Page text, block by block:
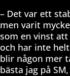
– Det var ett
men varit
som en vinst att
och har inte
blir någon mer
bästa jag på